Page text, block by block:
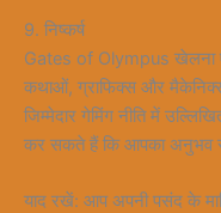
9. निष्कर्ष
Gates of Olympus खेलना
कथाओं, ग्राफिक्स और
जिम्मेदार गेमिंग नीति में
कर सकते हैं कि आपका अनुभव
याद रखें: आप अपनी पसंद के